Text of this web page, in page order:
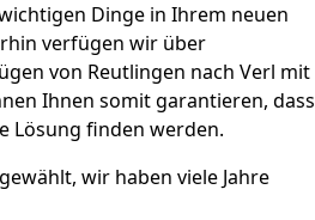
Dinge in Ihrem neuen
verfügen wir über
von Reutlingen nach Verl mit
Ihnen somit garantieren, dass
Lösung finden werden.
wir haben viele Jahre